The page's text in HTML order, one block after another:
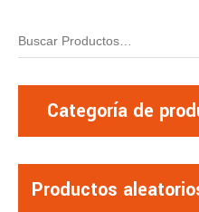
Categoría de
Productos